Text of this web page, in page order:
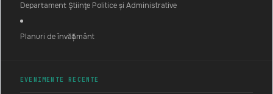
Departament Ştiinţe Politice și Administrative
Planuri de învățământ
EVENIMENTE RECENTE